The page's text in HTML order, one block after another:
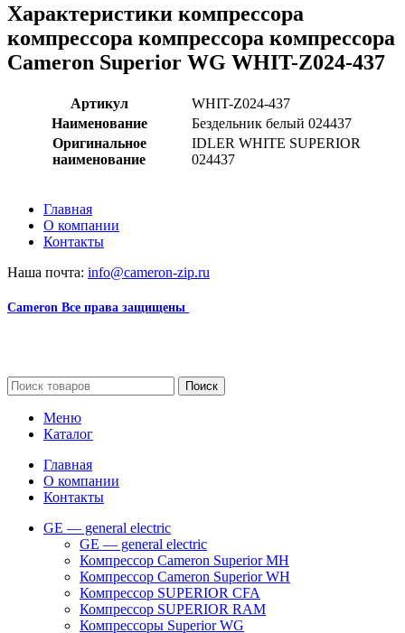
Характеристики компрессора
компрессора компрессора компрессора
Cameron Superior WG WHIT-Z024-437
Артикул
WHIT-Z024-437
Наименование
Бездельник белый 024437
Оригинальное
наименование
IDLER WHITE SUPERIOR
024437
Главная
О компании
Контакты
Наша почта: info@cameron-zip.ru
Cameron Все права защищены
Поиск
Меню
Каталог
Главная
О компании
Контакты
GE — general electric
GE — general electric
Компрессор Cameron Superior MH
Компрессор Cameron Superior WH
Компрессор SUPERIOR CFA
Компрессор SUPERIOR RAM
Компрессоры Superior WG